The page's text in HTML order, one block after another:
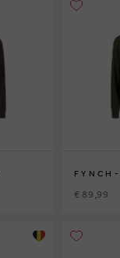
€ 89,99